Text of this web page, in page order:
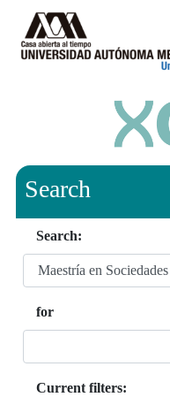
Search
Search:
for
Current filters: